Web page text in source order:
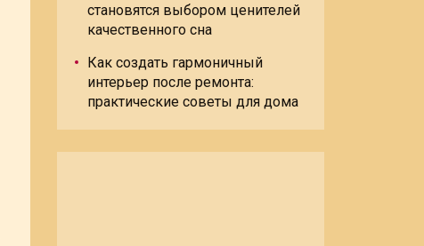
становятся выбором ценителей
качественного сна
Как создать гармоничный
интерьер после ремонта:
практические советы для дома